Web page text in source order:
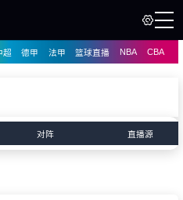
超 德甲 法甲 篮球直播 NBA CBA
对阵 直播源